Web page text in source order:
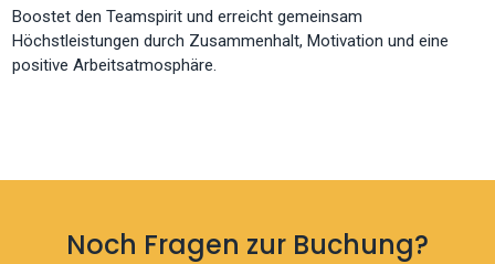
Boostet den Teamspirit und erreicht gemeinsam
Höchstleistungen durch Zusammenhalt, Motivation und eine
positive Arbeitsatmosphäre.
Noch Fragen zur Buchung?